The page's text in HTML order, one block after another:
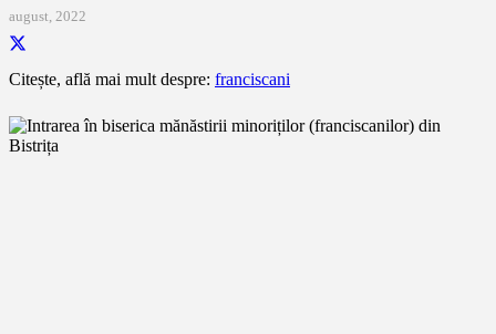
august, 2022
Citește, află mai mult despre: franciscani